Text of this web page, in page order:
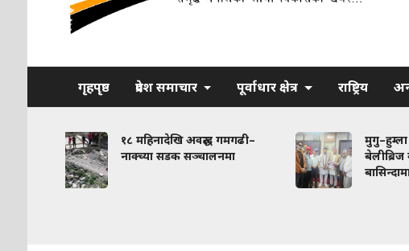
गृहपृष्ठ प्रदेश समाचार पूर्वाधार क्षेत्र राष्ट्रिय
१८ महिनादेखि अवरुद्ध गमगढी–
नाक्च्या सडक सञ्चालनमा
मुगु–हुम्ला जोड्ने कर्णाली नदीमा
बेलीब्रिज बन्ने, दोमुख–सिनेखर्कका
बासिन्दामा उत्साह